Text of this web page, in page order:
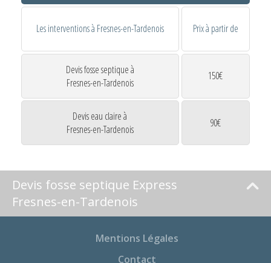
Les interventions à Fresnes-en-Tardenois Prix à partir de
Devis fosse septique à
Fresnes-en-Tardenois
150€
Devis eau claire à
Fresnes-en-Tardenois
90€
Devis fosse septique Express
Fresnes-en-Tardenois
Mentions Légales
Contact